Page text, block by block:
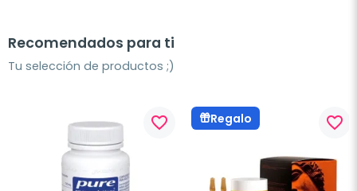
Recomendados para ti
Tu selección de productos ;)
favorite_border Regalo favorite_border